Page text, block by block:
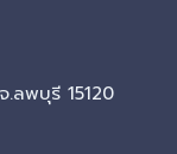
.ลพบุรี 15120